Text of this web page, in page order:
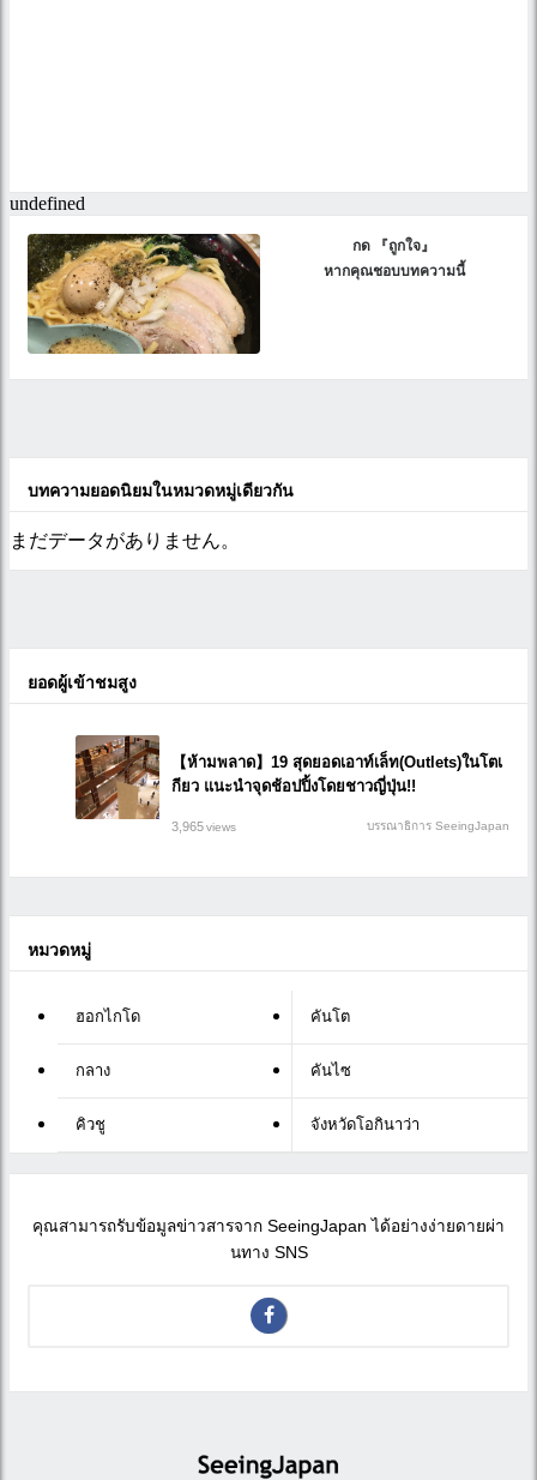
กด 『ถูกใจ』
หากคุณชอบบทความนี้
บทความยอดนิยมในหมวดหมู่เดียวกัน
まだデータがありません。
ยอดผู้เข้าชมสูง
【ห้ามพลาด】19 สุดยอดเอาท์เล็ท(Outlets)ในโตเ
กียว แนะนำจุดช้อปปิ้งโดยชาวญี่ปุ่น!!
3,965views บรรณาธิการ SeeingJapan
หมวดหมู่
ฮอกไกโด คันโต
กลาง คันไซ
คิวชู จังหวัดโอกินาว่า
คุณสามารถรับข้อมูลข่าวสารจาก SeeingJapan ได้อย่างง่ายดายผ่า
นทาง SNS